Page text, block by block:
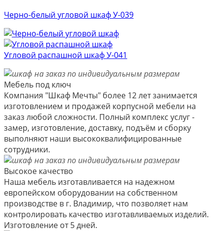
Черно-белый угловой шкаф У-039
Угловой распашной шкаф У-041
Мебель под ключ
Компания "Шкаф Мечты" более 12 лет занимается
изготовлением и продажей корпусной мебели на
заказ любой сложности. Полный комплекс услуг -
замер, изготовление, доставку, подъём и сборку
выполняют наши высококвалифицированные
сотрудники.
Высокое качество
Наша мебель изготавливается на надежном
европейском оборудовании на собственном
производстве в г. Владимир, что позволяет нам
контролировать качество изготавливаемых изделий.
Изготовление от 5 дней.